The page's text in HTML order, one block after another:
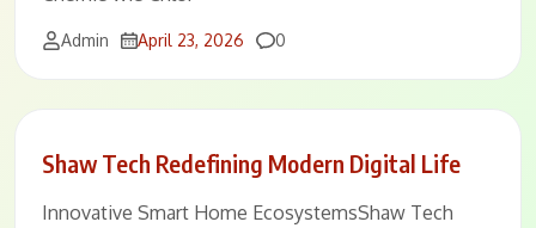
Admin April 23, 2026 Comments
0
Shaw Tech Redefining Modern Digital Life
Innovative Smart Home EcosystemsShaw Tech